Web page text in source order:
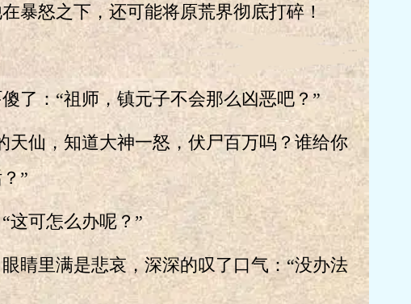
暴怒之下，还可能将原荒界彻底打碎！
：“祖师，镇元子不会那么凶恶吧？”
仙，知道大神一怒，伏尸百万吗？谁给你
”
可怎么办呢？”
里满是悲哀，深深的叹了口气：“没办法